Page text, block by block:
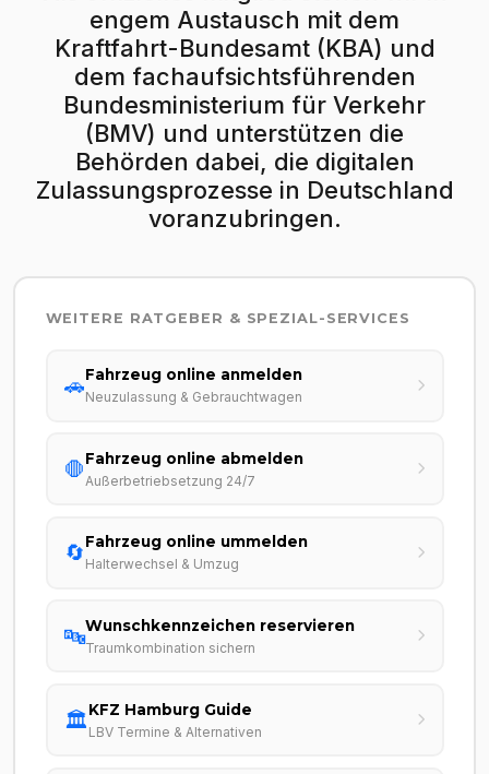
engem Austausch mit dem
Kraftfahrt-Bundesamt (KBA) und
dem fachaufsichtsführenden
Bundesministerium für Verkehr
(BMV) und unterstützen die
Behörden dabei, die digitalen
Zulassungsprozesse in Deutschland
voranzubringen.
WEITERE RATGEBER & SPEZIAL-SERVICES
🚗Fahrzeug online anmelden
Neuzulassung & Gebrauchtwagen
🛑Fahrzeug online abmelden
Außerbetriebsetzung 24/7
🔄Fahrzeug online ummelden
Halterwechsel & Umzug
🔤Wunschkennzeichen reservieren
Traumkombination sichern
🏛️KFZ Hamburg Guide
LBV Termine & Alternativen